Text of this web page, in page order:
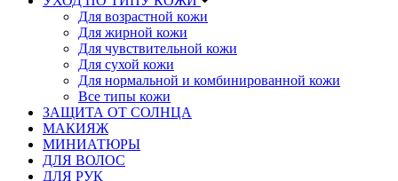
Для возрастной кожи
Для жирной кожи
Для чувствительной кожи
Для сухой кожи
Для нормальной и комбинированной кожи
Все типы кожи
ЗАЩИТА ОТ СОЛНЦА
МАКИЯЖ
МИНИАТЮРЫ
ДЛЯ ВОЛОС
ДЛЯ РУК